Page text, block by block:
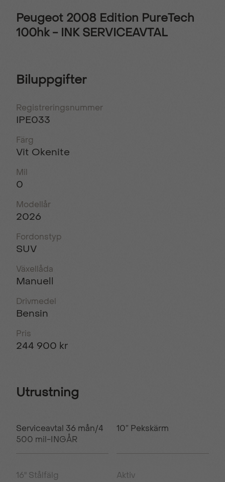
Peugeot 2008 Edition PureTech
100hk - INK SERVICEAVTAL
Biluppgifter
Registreringsnummer
IPE033
Färg
Vit Okenite
Mil
0
Modellår
2026
Fordonstyp
SUV
Växellåda
Manuell
Drivmedel
Bensin
Pris
244 900 kr
Utrustning
Serviceavtal 36 mån/4
500 mil-INGÅR
10” Pekskärm
16" Stålfälg
Aktiv